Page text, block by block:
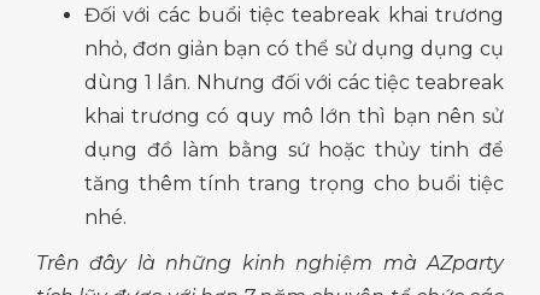
Đối với các buổi tiệc teabreak khai trương
nhỏ, đơn giản bạn có thể sử dụng dụng cụ
dùng 1 lần. Nhưng đối với các tiệc teabreak
khai trương có quy mô lớn thì bạn nên sử
dụng đồ làm bằng sứ hoặc thủy tinh để
tăng thêm tính trang trọng cho buổi tiệc
nhé.
Trên đây là những kinh nghiệm mà AZparty